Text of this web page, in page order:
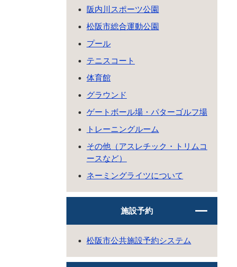
阪内川スポーツ公園
松阪市総合運動公園
プール
テニスコート
体育館
グラウンド
ゲートボール場・パターゴルフ場
トレーニングルーム
その他（アスレチック・トリムコ
ースなど）
ネーミングライツについて
施設予約
松阪市公共施設予約システム